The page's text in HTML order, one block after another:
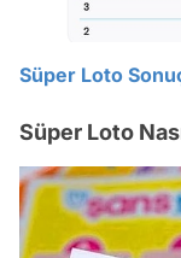
Süper Loto
Süper Loto